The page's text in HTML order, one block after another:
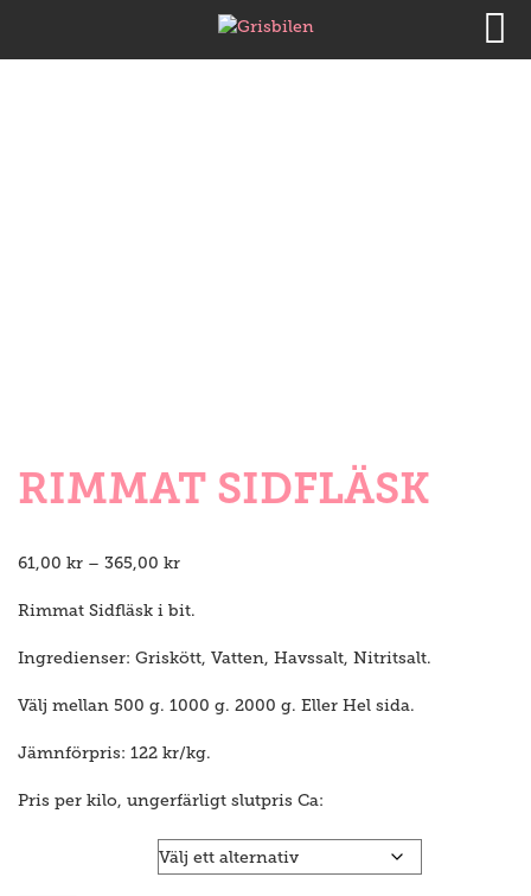
RIMMAT SIDFLÄSK
61,00 kr – 365,00 krPrisintervall:
till
Rimmat Sidfläsk i bit.
Ingredienser: Griskött, Vatten, Havssalt, Nitritsalt.
Välj mellan 500 g. 1000 g. 2000 g. Eller Hel sida.
Jämnförpris: 122 kr/kg.
Pris per kilo, ungerfärligt slutpris Ca: